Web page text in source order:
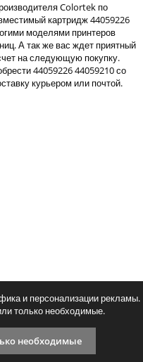
Colortek по
картридж 44059226
моделями принтеров
А так же вас ждет приятный
на следующую покупку.
44059226 44059210 со
курьером или почтой.
и персонализации рекламы.
только необходимые.
необходимые